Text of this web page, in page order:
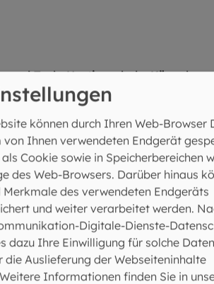
© Robert Kiderle / EOM
© istock.com / ridvan_celik
erklärt
können durch Ihren Web-Browser
Ihnen verwendeten Endgerät
Cookie sowie in Speicherbereichen
des Web-Browsers. Darüber hinaus
Merkmale des verwendeten Endgeräts
und weiter verarbeitet werden.
Digitale-Dienste-
dazu Ihre Einwilligung für solche
die Auslieferung der Webseiteninhalte
Informationen finden Sie in